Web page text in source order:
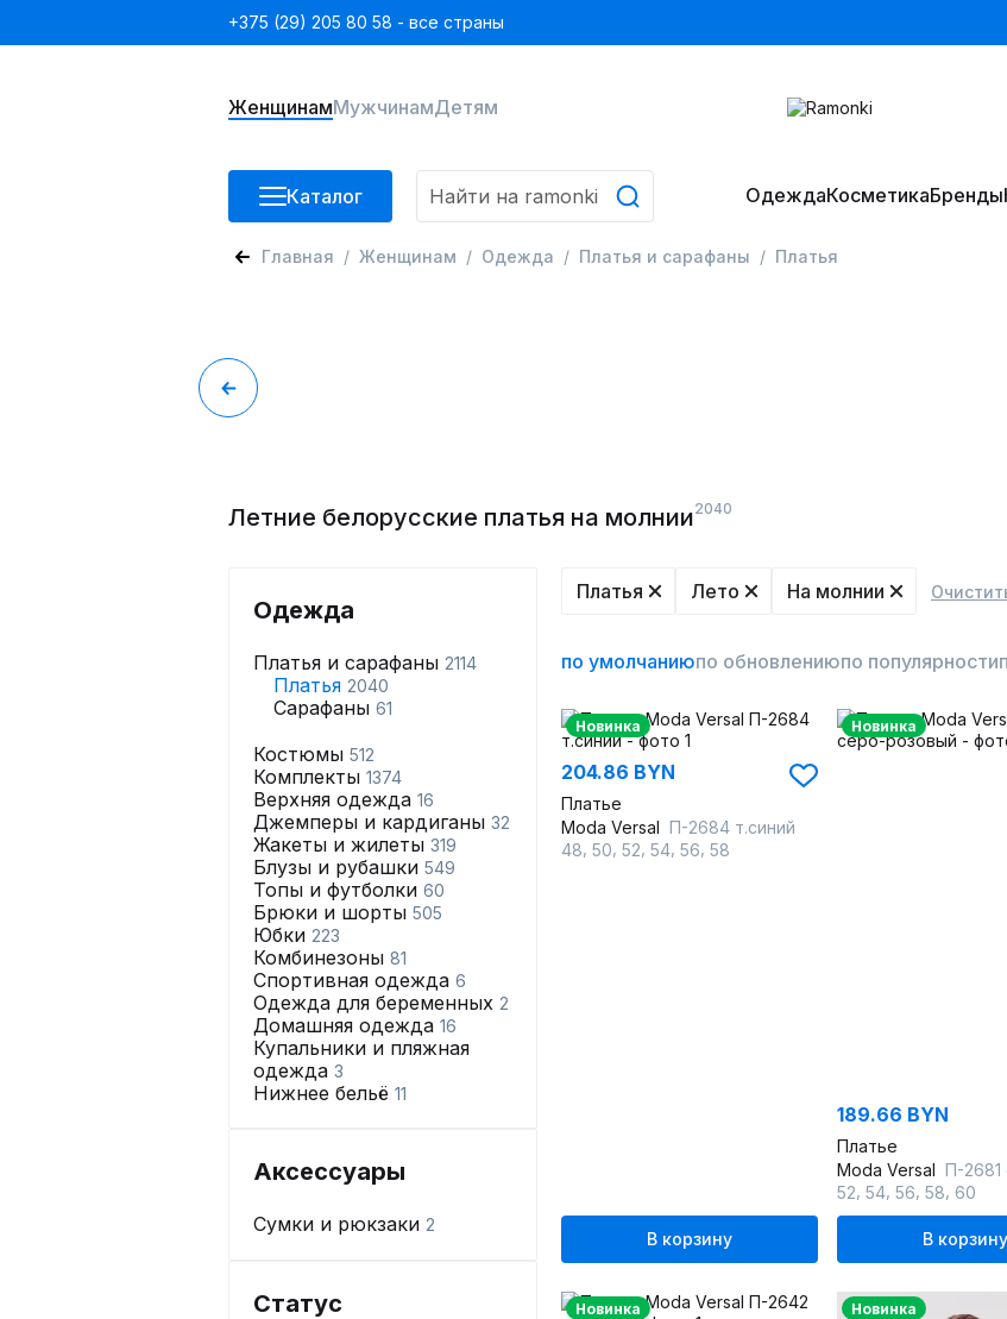
+375 (29) 205 80 58 - все страны
ЖенщинамМужчинамДетям
Каталог ОдеждаКосметикаБренды
Главная Женщинам Одежда Платья и сарафаны Платья
Летние белорусские платья на молнии2040
Одежда
Платья и сарафаны 2114
Платья 2040
Сарафаны 61
Костюмы 512
Комплекты 1374
Верхняя одежда 16
Джемперы и кардиганы 32
Жакеты и жилеты 319
Блузы и рубашки 549
Топы и футболки 60
Брюки и шорты 505
Юбки 223
Комбинезоны 81
Спортивная одежда 6
Одежда для беременных 2
Домашняя одежда 16
Купальники и пляжная
одежда 3
Нижнее бельё 11
Аксессуары
Сумки и рюкзаки 2
Статус
Платья Лето На молнии
по умолчаниюпо обновлениюпо популярности
Новинка
204.86 BYN
Платье
Moda Versal П-2684 т.синий
48 50 52 54 56 58
В корзину
Новинка
189.66 BYN
Платье
Moda Versal П-2681
52 54 56 58 60
В корзину
Новинка Новинка